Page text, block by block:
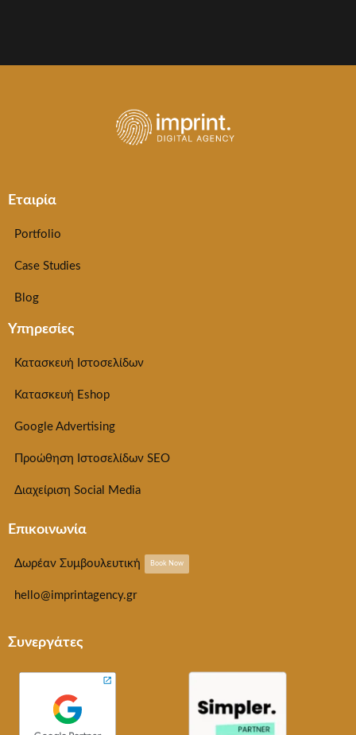
Εταιρία
Portfolio
Case Studies
Blog
Υπηρεσίες
Κατασκευή Ιστοσελίδων
Κατασκευή Eshop
Google Advertising
Προώθηση Ιστοσελίδων SEO
Διαχείριση Social Media
Επικοινωνία
Δωρέαν Συμβουλευτική Book Now
hello@imprintagency.gr
Συνεργάτες